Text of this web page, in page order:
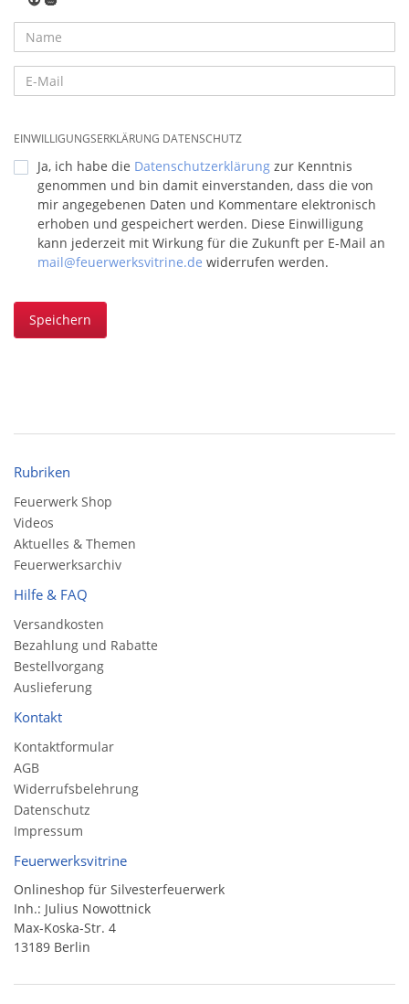
EINWILLIGUNGSERKLÄRUNG DATENSCHUTZ
Ja, ich habe die Datenschutzerklärung zur Kenntnis
genommen und bin damit einverstanden, dass die von
mir angegebenen Daten und Kommentare elektronisch
erhoben und gespeichert werden. Diese Einwilligung
kann jederzeit mit Wirkung für die Zukunft per E-Mail an
mail@feuerwerksvitrine.de widerrufen werden.
Speichern
Rubriken
Feuerwerk Shop
Videos
Aktuelles & Themen
Feuerwerksarchiv
Hilfe & FAQ
Versandkosten
Bezahlung und Rabatte
Bestellvorgang
Auslieferung
Kontakt
Kontaktformular
AGB
Widerrufsbelehrung
Datenschutz
Impressum
Feuerwerksvitrine
Onlineshop für Silvesterfeuerwerk
Inh.: Julius Nowottnick
Max-Koska-Str. 4
13189 Berlin